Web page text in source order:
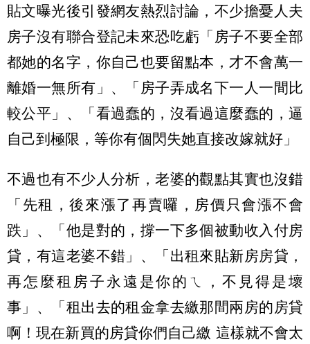
貼文曝光後引發網友熱烈討論，不少擔憂人夫
房子沒有聯合登記未來恐吃虧「房子不要全部
都她的名字，你自己也要留點本，才不會萬一
離婚一無所有」、「房子弄成名下一人一間比
較公平」、「看過蠢的，沒看過這麼蠢的，逼
自己到極限，等你有個閃失她直接改嫁就好」
不過也有不少人分析，老婆的觀點其實也沒錯
「先租，後來漲了再賣囉，房價只會漲不會
跌」、「他是對的，撐一下多個被動收入付房
貸，有這老婆不錯」、「出租來貼新房房貸，
再怎麼租房子永遠是你的ㄟ，不見得是壞
事」、「租出去的租金拿去繳那間兩房的房貸
啊！現在新買的房貸你們自己繳 這樣就不會太